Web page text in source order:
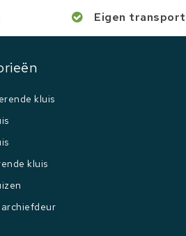
Eigen transport
kluis
kluis
archiefdeur